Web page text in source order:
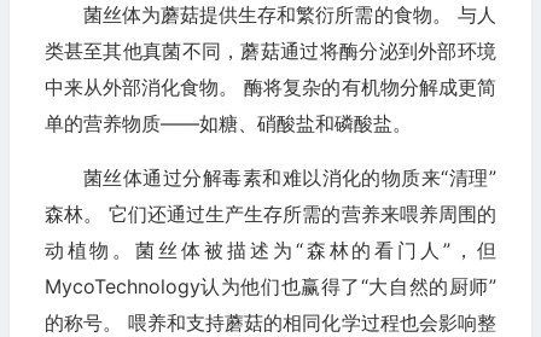
菌丝体为蘑菇提供生存和繁衍所需的食物。 与人
类甚至其他真菌不同，蘑菇通过将酶分泌到外部环境
中来从外部消化食物。 酶将复杂的有机物分解成更简
单的营养物质——如糖、硝酸盐和磷酸盐。
菌丝体通过分解毒素和难以消化的物质来“清理”
森林。 它们还通过生产生存所需的营养来喂养周围的
动植物。菌丝体被描述为“森林的看门人”，但
MycoTechnology认为他们也赢得了“大自然的厨师”
的称号。 喂养和支持蘑菇的相同化学过程也会影响整